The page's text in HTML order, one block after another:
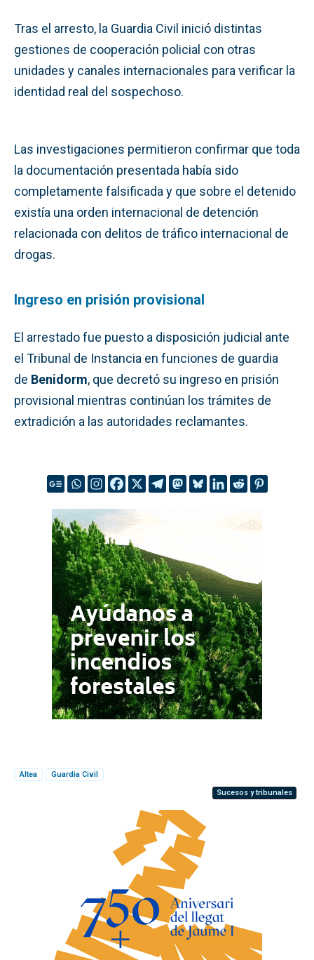
Tras el arresto, la Guardia Civil inició distintas
gestiones de cooperación policial con otras
unidades y canales internacionales para verificar la
identidad real del sospechoso.
Las investigaciones permitieron confirmar que toda
la documentación presentada había sido
completamente falsificada y que sobre el detenido
existía una orden internacional de detención
relacionada con delitos de tráfico internacional de
drogas.
Ingreso en prisión provisional
El arrestado fue puesto a disposición judicial ante
el Tribunal de Instancia en funciones de guardia
de Benidorm, que decretó su ingreso en prisión
provisional mientras continúan los trámites de
extradición a las autoridades reclamantes.
Altea
Guardia Civil
Sucesos y tribunales